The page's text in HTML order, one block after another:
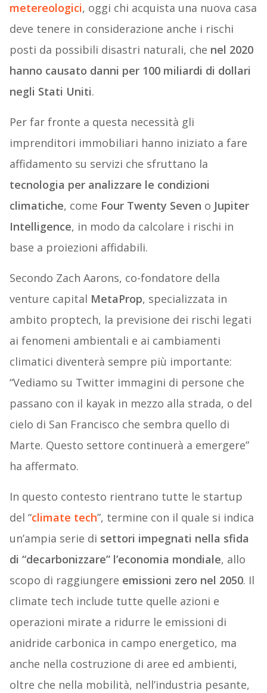
metereologici, oggi chi acquista una nuova casa
deve tenere in considerazione anche i rischi
posti da possibili disastri naturali, che nel 2020
hanno causato danni per 100 miliardi di dollari
negli Stati Uniti.
Per far fronte a questa necessità gli
imprenditori immobiliari hanno iniziato a fare
affidamento su servizi che sfruttano la
tecnologia per analizzare le condizioni
climatiche, come Four Twenty Seven o Jupiter
Intelligence, in modo da calcolare i rischi in
base a proiezioni affidabili.
Secondo Zach Aarons, co-fondatore della
venture capital MetaProp, specializzata in
ambito proptech, la previsione dei rischi legati
ai fenomeni ambientali e ai cambiamenti
climatici diventerà sempre più importante:
“Vediamo su Twitter immagini di persone che
passano con il kayak in mezzo alla strada, o del
cielo di San Francisco che sembra quello di
Marte. Questo settore continuerà a emergere”
ha affermato.
In questo contesto rientrano tutte le startup
del “climate tech”, termine con il quale si indica
un’ampia serie di settori impegnati nella sfida
di “decarbonizzare” l’economia mondiale, allo
scopo di raggiungere emissioni zero nel 2050. Il
climate tech include tutte quelle azioni e
operazioni mirate a ridurre le emissioni di
anidride carbonica in campo energetico, ma
anche nella costruzione di aree ed ambienti,
oltre che nella mobilità, nell’industria pesante,